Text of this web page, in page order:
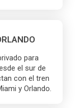
para
el sur de
con el tren
y Orlando.